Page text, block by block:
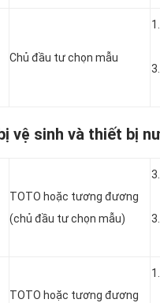
Chủ đầu tư chọn mẫu
vệ sinh và thiết bị
TOTO hoặc tương đương
(chủ đầu tư chọn mẫu)
TOTO hoặc tương đương